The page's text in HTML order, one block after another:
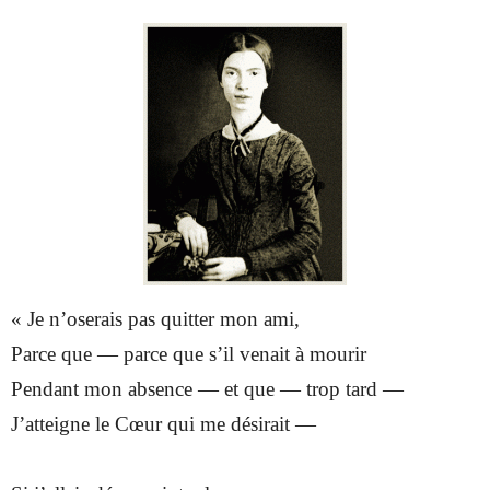
« Je n’oserais pas quitter mon ami,
Parce que — parce que s’il venait à mourir
Pendant mon absence — et que — trop tard —
J’atteigne le Cœur qui me désirait —